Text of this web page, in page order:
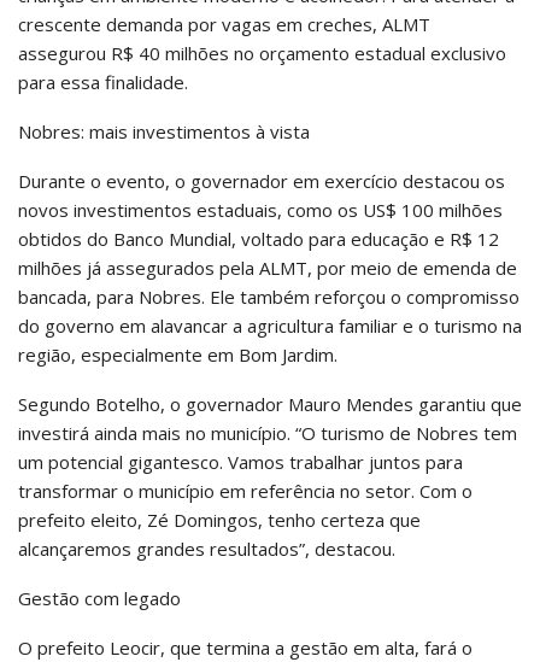
crescente demanda por vagas em creches, ALMT
assegurou R$ 40 milhões no orçamento estadual exclusivo
para essa finalidade.
Nobres: mais investimentos à vista
Durante o evento, o governador em exercício destacou os
novos investimentos estaduais, como os US$ 100 milhões
obtidos do Banco Mundial, voltado para educação e R$ 12
milhões já assegurados pela ALMT, por meio de emenda de
bancada, para Nobres. Ele também reforçou o compromisso
do governo em alavancar a agricultura familiar e o turismo na
região, especialmente em Bom Jardim.
Segundo Botelho, o governador Mauro Mendes garantiu que
investirá ainda mais no município. “O turismo de Nobres tem
um potencial gigantesco. Vamos trabalhar juntos para
transformar o município em referência no setor. Com o
prefeito eleito, Zé Domingos, tenho certeza que
alcançaremos grandes resultados”, destacou.
Gestão com legado
O prefeito Leocir, que termina a gestão em alta, fará o